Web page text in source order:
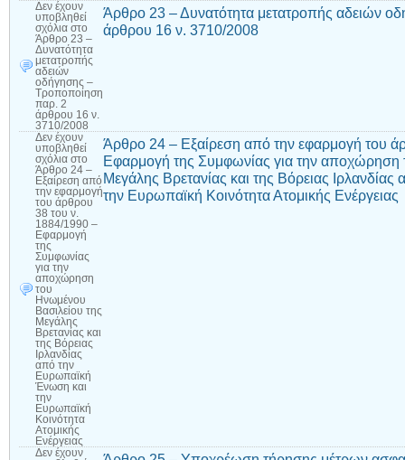
Δεν έχουν
υποβληθεί
σχόλια στο
Άρθρο 23 –
Δυνατότητα
μετατροπής
αδειών
οδήγησης –
Τροποποίηση
παρ. 2
άρθρου 16 ν.
3710/2008
Άρθρο 23 – Δυνατότητα μετατροπής αδειών
άρθρου 16 ν. 3710/2008
Δεν έχουν
υποβληθεί
σχόλια στο
Άρθρο 24 –
Εξαίρεση από
την εφαρμογή
του άρθρου
38 του ν.
1884/1990 –
Εφαρμογή
της
Συμφωνίας
για την
αποχώρηση
του
Ηνωμένου
Βασιλείου της
Μεγάλης
Βρετανίας και
της Βόρειας
Ιρλανδίας
από την
Ευρωπαϊκή
Ένωση και
την
Ευρωπαϊκή
Κοινότητα
Ατομικής
Ενέργειας
Άρθρο 24 – Εξαίρεση από την εφαρμογή του
Εφαρμογή της Συμφωνίας για την αποχώρηση
Μεγάλης Βρετανίας και της Βόρειας
την Ευρωπαϊκή Κοινότητα Ατομικής Ενέργειας
Δεν έχουν